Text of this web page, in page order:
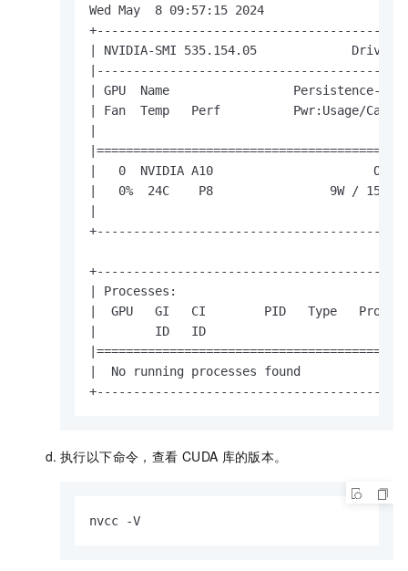
Wed May  8 09:57:15 2024
| NVIDIA-SMI 535.154.05             Driver
|-----------------------------------------
| GPU  Name                 Persistence-M
| Fan  Temp   Perf          Pwr:Usage/Cap
|   0  NVIDIA A10                      On
|   0%  24C    P8                9W /
+-----------------------------------------
| Processes:
|  GPU   GI   CI        PID   Type
|        ID   ID
|  No running processes found
执行以下命令，查看 CUDA 库的版本。
nvcc -V